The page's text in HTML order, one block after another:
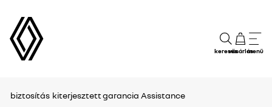
keresésvásárlásmenü
biztosítás kiterjesztett garancia Assistance